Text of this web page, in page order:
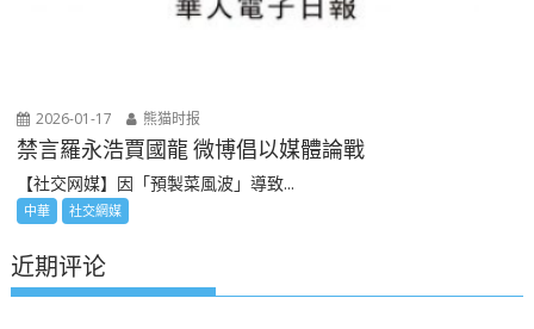
2026-01-17 熊猫时报
禁言羅永浩賈國龍 微博倡以媒體論戰
【社交网媒】因「預製菜風波」導致...
中華 社交網媒
近期评论